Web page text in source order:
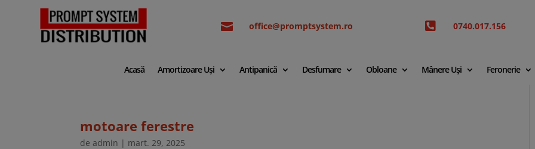
 office@promptsystem.ro  0740.017.156
Acasă Amortizoare Uși Antipanică Desfumare Obloane Mânere Uși Feronerie
motoare ferestre
deadmin | mart. 29, 2025